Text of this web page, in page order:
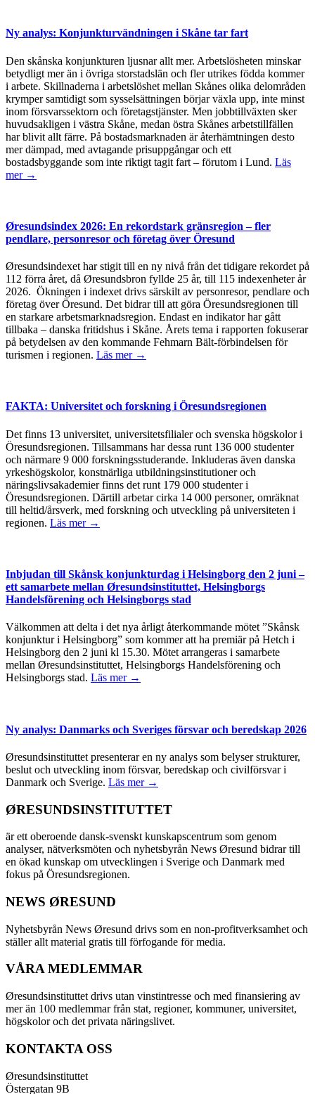
Ny analys: Konjunkturvändningen i Skåne tar fart
Den skånska konjunkturen ljusnar allt mer. Arbetslösheten minskar
betydligt mer än i övriga storstadslän och fler utrikes födda kommer
i arbete. Skillnaderna i arbetslöshet mellan Skånes olika delområden
krymper samtidigt som sysselsättningen börjar växla upp, inte minst
inom försvarssektorn och företagstjänster. Men jobbtillväxten sker
huvudsakligen i västra Skåne, medan östra Skånes arbetstillfällen
har blivit allt färre. På bostadsmarknaden är återhämtningen desto
mer dämpad, med avtagande prisuppgångar och ett
bostadsbyggande som inte riktigt tagit fart – förutom i Lund. Läs
mer →
Øresundsindex 2026: En rekordstark gränsregion – fler
pendlare, personresor och företag över Öresund
Øresundsindexet har stigit till en ny nivå från det tidigare rekordet på
112 förra året, då Øresundsbron fyllde 25 år, till 115 indexenheter år
2026. Ökningen i indexet drivs särskilt av personresor, pendlare och
företag över Öresund. Det bidrar till att göra Öresundsregionen till
en starkare arbetsmarknadsregion. Endast en indikator har gått
tillbaka – danska fritidshus i Skåne. Årets tema i rapporten fokuserar
på betydelsen av den kommande Fehmarn Bält-förbindelsen för
turismen i regionen. Läs mer →
FAKTA: Universitet och forskning i Öresundsregionen
Det finns 13 universitet, universitetsfilialer och svenska högskolor i
Öresundsregionen. Tillsammans har dessa runt 136 000 studenter
och närmare 9 000 forskningsstuderande. Inkluderas även danska
yrkeshögskolor, konstnärliga utbildningsinstitutioner och
näringslivsakademier finns det runt 179 000 studenter i
Öresundsregionen. Därtill arbetar cirka 14 000 personer, omräknat
till heltid/årsverk, med forskning och utveckling på universiteten i
regionen. Läs mer →
Inbjudan till Skånsk konjunkturdag i Helsingborg den 2 juni –
ett samarbete mellan Øresundsinstituttet, Helsingborgs
Handelsförening och Helsingborgs stad
Välkommen att delta i det nya årligt återkommande mötet ”Skånsk
konjunktur i Helsingborg” som kommer att ha premiär på Hetch i
Helsingborg den 2 juni kl 15.30. Mötet arrangeras i samarbete
mellan Øresundsinstituttet, Helsingborgs Handelsförening och
Helsingborgs stad. Läs mer →
Ny analys: Danmarks och Sveriges försvar och beredskap 2026
Øresundsinstituttet presenterar en ny analys som belyser strukturer,
beslut och utveckling inom försvar, beredskap och civilförsvar i
Danmark och Sverige. Läs mer →
ØRESUNDSINSTITUTTET
är ett oberoende dansk-svenskt kunskapscentrum som genom
analyser, nätverksmöten och nyhetsbyrån News Øresund bidrar till
en ökad kunskap om utvecklingen i Sverige och Danmark med
fokus på Öresundsregionen.
NEWS ØRESUND
Nyhetsbyrån News Øresund drivs som en non-profitverksamhet och
ställer allt material gratis till förfogande för media.
VÅRA MEDLEMMAR
Øresundsinstituttet drivs utan vinst­intresse och med finansiering av
mer än 100 medlemmar från stat, regioner, kommuner, universitet,
högskolor och det privata näringslivet.
KONTAKTA OSS
Øresundsinstituttet
Östergatan 9B